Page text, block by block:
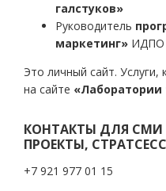
галстуков»
Руководитель
маркетинг»
Это личный сайт.
на сайте «Лаборатории
КОНТАКТЫ ДЛЯ СМИ
ПРОЕКТЫ,
+7 921 977 01 15